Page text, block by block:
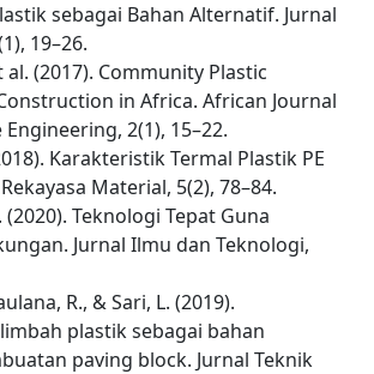
sebagai Bahan Alternatif. Jurnal
19–26.
al. (2017). Community Plastic
in Africa. African Journal
2(1), 15–22.
Karakteristik Termal Plastik PE
Material, 5(2), 78–84.
Teknologi Tepat Guna
Jurnal Ilmu dan Teknologi,
R., & Sari, L. (2019).
plastik sebagai bahan
paving block. Jurnal Teknik